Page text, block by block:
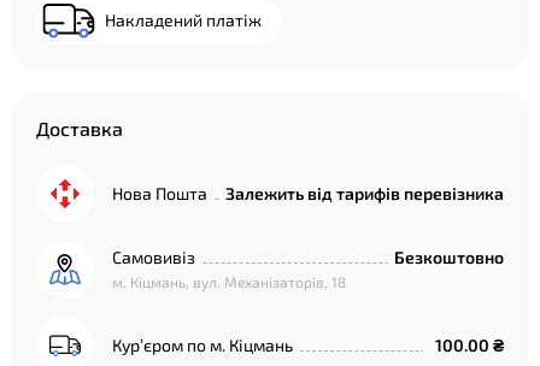
Накладений платіж
Доставка
Нова Пошта Залежить від тарифів перевізника
Самовивіз
м. Кіцмань, вул. Механізаторів, 18
Безкоштовно
Курʼєром по м. Кіцмань 100.00 ₴